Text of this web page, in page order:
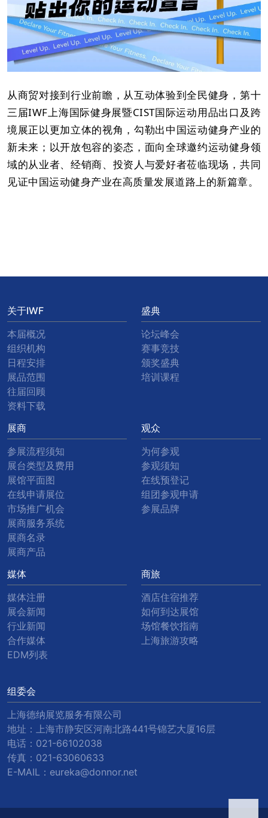
从商贸对接到行业前瞻，从互动体验到全民健身，第十
三届IWF上海国际健身展暨CIST国际运动用品出口及跨
境展正以更加立体的视角，勾勒出中国运动健身产业的
新未来；以开放包容的姿态，面向全球邀约运动健身领
域的从业者、经销商、投资人与爱好者莅临现场，共同
见证中国运动健身产业在高质量发展道路上的新篇章。
关于IWF
本届概况
组织机构
日程安排
展品范围
往届回顾
资料下载
盛典
论坛峰会
赛事竞技
颁奖盛典
培训课程
展商
参展流程须知
展台类型及费用
展馆平面图
在线申请展位
市场推广机会
展商服务系统
展商名录
展商产品
观众
为何参观
参观须知
在线预登记
组团参观申请
参展品牌
媒体
媒体注册
展会新闻
行业新闻
合作媒体
EDM列表
商旅
酒店住宿推荐
如何到达展馆
场馆餐饮指南
上海旅游攻略
组委会
上海德纳展览服务有限公司
地址：上海市静安区河南北路441号锦艺大厦16层
电话： 021-66102038
传真： 021-63060633
E-MAIL： eureka@donnor.net